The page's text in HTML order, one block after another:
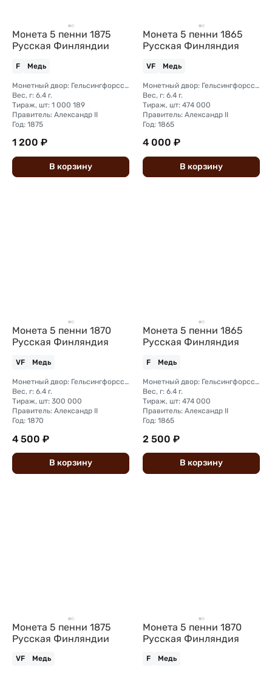
Монета 5 пенни 1875
Русская Финляндии
F Медь
Монетный двор: Гельсингфорсский монетный двор (Финляндия)
Вес, г: 6.4 г.
Тираж, шт: 1 000 189
Правитель: Александр II
Год: 1875
1 200 ₽
В корзину
Монета 5 пенни 1865
Русская Финляндия
VF Медь
Монетный двор: Гельсингфорсский монетный двор (Финляндия)
Вес, г: 6.4 г.
Тираж, шт: 474 000
Правитель: Александр II
Год: 1865
4 000 ₽
В корзину
Монета 5 пенни 1870
Русская Финляндия
VF Медь
Монетный двор: Гельсингфорсский монетный двор (Финляндия)
Вес, г: 6.4 г.
Тираж, шт: 300 000
Правитель: Александр II
Год: 1870
4 500 ₽
В корзину
Монета 5 пенни 1865
Русская Финляндия
F Медь
Монетный двор: Гельсингфорсский монетный двор (Финляндия)
Вес, г: 6.4 г.
Тираж, шт: 474 000
Правитель: Александр II
Год: 1865
2 500 ₽
В корзину
Монета 5 пенни 1875
Русская Финляндии
VF Медь
Монета 5 пенни 1870
Русская Финляндия
F Медь